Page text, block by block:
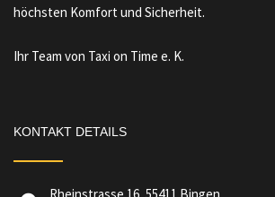
höchsten Komfort und Sicherheit.
Ihr Team von Taxi on Time e. K.
KONTAKT DETAILS